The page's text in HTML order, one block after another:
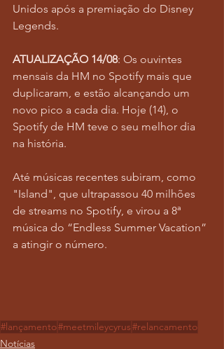
Unidos após a premiação do Disney
Legends.
ATUALIZAÇÃO 14/08: Os ouvintes
mensais da HM no Spotify mais que
duplicaram, e estão alcançando um
novo pico a cada dia. Hoje (14), o
Spotify de HM teve o seu melhor dia
na história.
Até músicas recentes subiram, como
"Island", que ultrapassou 40 milhões
de streams no Spotify, e virou a 8ª
música do “Endless Summer Vacation”
a atingir o número.
#lançamento#meetmileycyrus#relancamento
Notícias